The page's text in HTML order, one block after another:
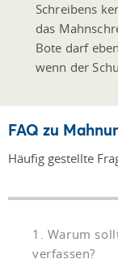
Schreibens
das
Bote darf
wenn der
FAQ zu
Häufig gestellte
1. Warum
verfassen?